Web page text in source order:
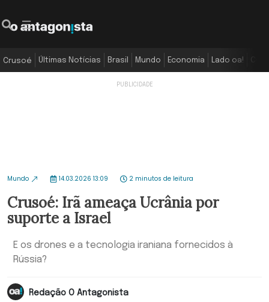
Crusoé Últimas Notícias Brasil Mundo Economia Lado oa!
Mundo 14.03.2026 13:09 2 minutos de leitura
Crusoé: Irã ameaça Ucrânia por
suporte a Israel
E os drones e a tecnologia iraniana fornecidos à
Rússia?
Redação O Antagonista